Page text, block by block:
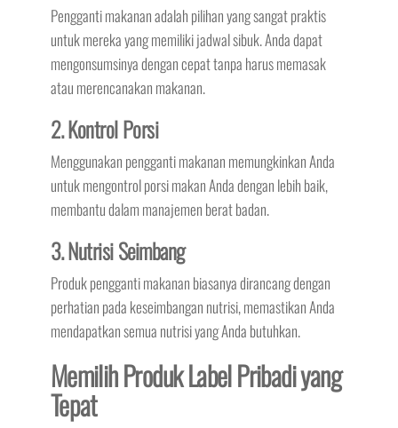
Pengganti makanan adalah pilihan yang sangat praktis
untuk mereka yang memiliki jadwal sibuk. Anda dapat
mengonsumsinya dengan cepat tanpa harus memasak
atau merencanakan makanan.
2. Kontrol Porsi
Menggunakan pengganti makanan memungkinkan Anda
untuk mengontrol porsi makan Anda dengan lebih baik,
membantu dalam manajemen berat badan.
3. Nutrisi Seimbang
Produk pengganti makanan biasanya dirancang dengan
perhatian pada keseimbangan nutrisi, memastikan Anda
mendapatkan semua nutrisi yang Anda butuhkan.
Memilih Produk Label Pribadi yang
Tepat